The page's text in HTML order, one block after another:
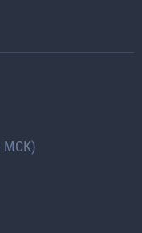
МСК)